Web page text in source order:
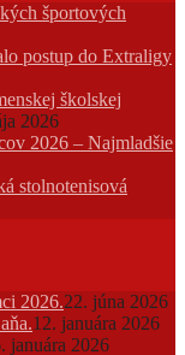
športových
postup do Extraligy
školskej
2026
2026 – Najmladšie
stolnotenisová
2026.22. júna 2026
12. januára 2026
januára 2026